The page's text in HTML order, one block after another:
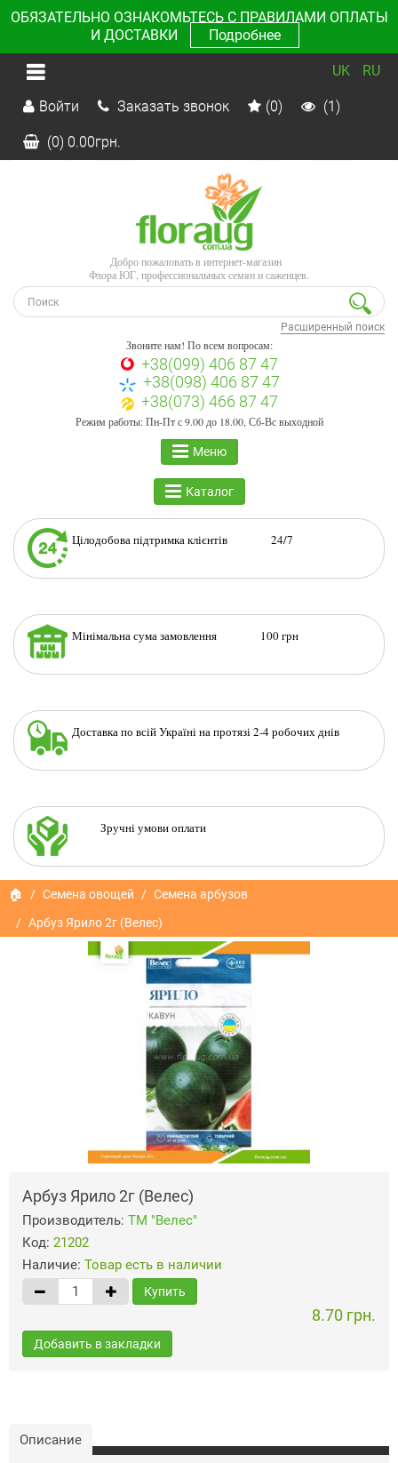
ОБЯЗАТЕЛЬНО ОЗНАКОМЬТЕСЬ С ПРАВИЛАМИ ОПЛАТЫ
И ДОСТАВКИ
Подробнее
UK RU
Войти Заказать звонок (0) (1)
(0) 0.00грн.
Добро пожаловать в интернет-магазин
Флора ЮГ, профессиональных семян и саженцев.
Расширенный поиск
Звоните нам! По всем вопросам:
+38(099) 406 87 47
+38(098) 406 87 47
+38(073) 466 87 47
Режим работы: Пн-Пт с 9.00 до 18.00, Сб-Вс выходной
Меню
Каталог
Цілодобова підтримка клієнтів 24/7
Мінімальна сума замовлення 100 грн
Доставка по всій Україні на протязі 2-4 робочих днів
Зручні умови оплати
🏠 Семена овощей
Семена арбузов
Арбуз Ярило 2г (Велес)
Арбуз Ярило 2г (Велес)
Производитель: ТМ "Велес"
Код: 21202
Наличие: Товар есть в наличии
Купить
8.70 грн.
Добавить в закладки
Описание